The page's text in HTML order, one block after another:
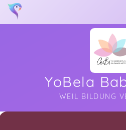
YoBela
WEIL BILDUNG